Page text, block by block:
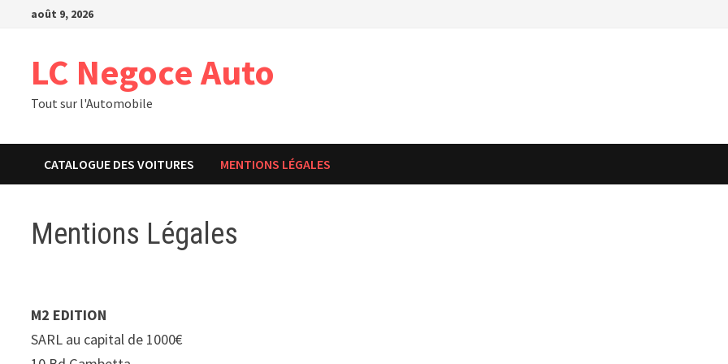
Passeraoût 9, 2026
LC Negoce Auto
Tout sur l'Automobile
CATALOGUE DES VOITURES MENTIONS LÉGALES
Mentions Légales
M2 EDITION
SARL au capital de 1000€